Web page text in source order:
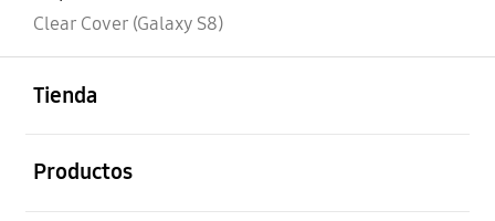
Clear Cover (Galaxy S8)
Tienda
Productos